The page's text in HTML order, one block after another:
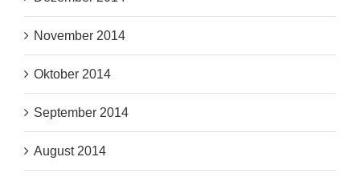
November 2014
Oktober 2014
September 2014
August 2014